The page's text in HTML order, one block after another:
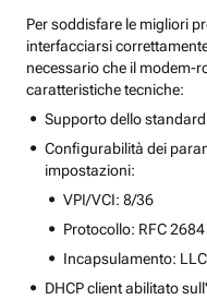
Per soddisfare le migliori
interfacciarsi
necessario che il modem-
caratteristiche tecniche:
Supporto dello
Configurabilità dei
impostazioni:
VPI/VCI: 8/36
Protocollo: RFC
Incapsulamento: LLC
DHCP client abilitato